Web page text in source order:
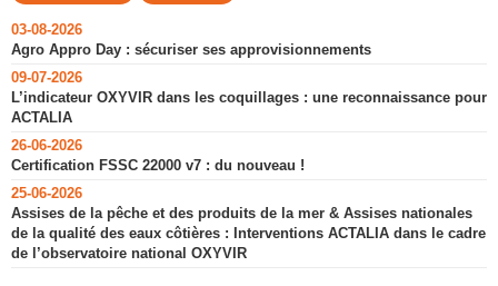
03-08-2026
Agro Appro Day : sécuriser ses approvisionnements
09-07-2026
L’indicateur OXYVIR dans les coquillages : une reconnaissance pour
ACTALIA
26-06-2026
Certification FSSC 22000 v7 : du nouveau !
25-06-2026
Assises de la pêche et des produits de la mer & Assises nationales
de la qualité des eaux côtières : Interventions ACTALIA dans le cadre
de l’observatoire national OXYVIR